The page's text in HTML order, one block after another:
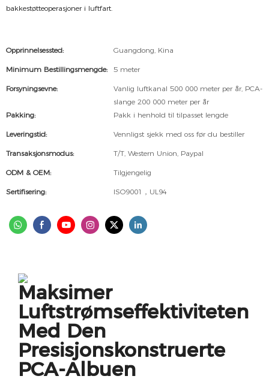
bakkestøtteoperasjoner i luftfart.
Opprinnelsessted: Guangdong, Kina
Minimum Bestillingsmengde: 5 meter
Forsyningsevne:
Vanlig luftkanal 500 000 meter per år, PCA-
slange 200 000 meter per år
Pakking:
Pakk i henhold til tilpasset lengde
Leveringstid: Vennligst sjekk med oss ​​før du bestiller
Transaksjonsmodus: T/T, Western Union, Paypal
ODM & OEM: Tilgjengelig
Sertifisering: ISO9001，UL94
Maksimer
Luftstrømseffektiviteten
Med Den
Presisjonskonstruerte
PCA-Albuen